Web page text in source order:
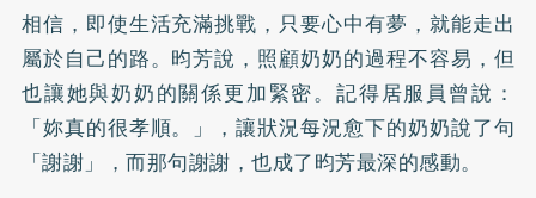
相信，即使生活充滿挑戰，只要心中有夢，就能走出
屬於自己的路。昀芳說，照顧奶奶的過程不容易，但
也讓她與奶奶的關係更加緊密。記得居服員曾說：
「妳真的很孝順。」，讓狀況每況愈下的奶奶說了句
「謝謝」，而那句謝謝，也成了昀芳最深的感動。